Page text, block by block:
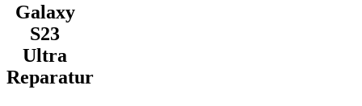
Galaxy
S23
Ultra
Reparatur